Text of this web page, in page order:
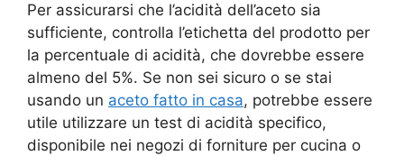
Per assicurarsi che l’acidità dell’aceto sia
sufficiente, controlla l’etichetta del prodotto per
la percentuale di acidità, che dovrebbe essere
almeno del 5%. Se non sei sicuro o se stai
usando un aceto fatto in casa, potrebbe essere
utile utilizzare un test di acidità specifico,
disponibile nei negozi di forniture per cucina o